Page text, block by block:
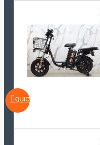
QUICKVIEW